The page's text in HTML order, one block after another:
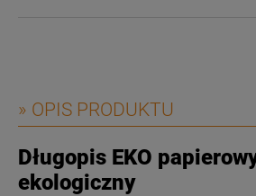
» OPIS PRODUKTU
Długopis EKO
ekologiczny